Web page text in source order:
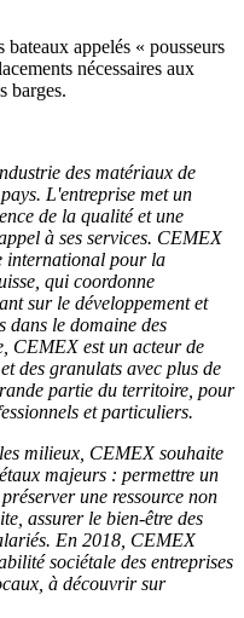
appelés « pousseurs
nécessaires aux
barges.
des matériaux de
L'entreprise met un
de la qualité et une
à ses services. CEMEX
international pour la
qui coordonne
sur le développement et
dans le domaine des
CEMEX est un acteur de
des granulats avec plus de
partie du territoire, pour
et particuliers.
milieux, CEMEX souhaite
majeurs : permettre un
une ressource non
assurer le bien-être des
En 2018, CEMEX
sociétale des entreprises
à découvrir sur